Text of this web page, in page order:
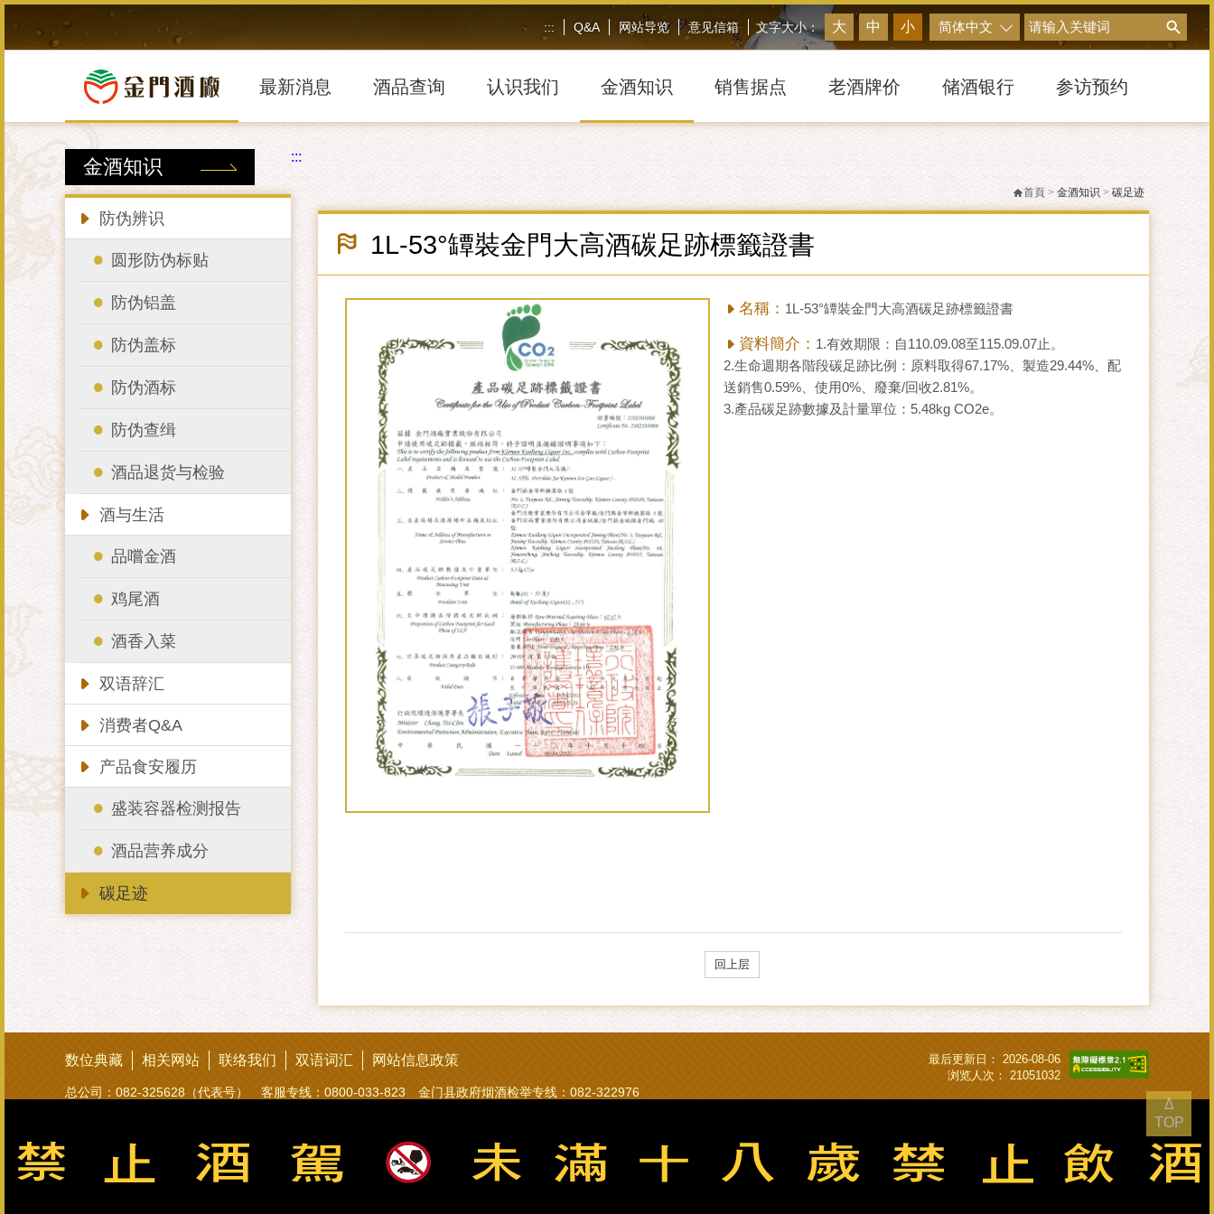
Δ
TOP
到
塊
搜尋
简体中文
文字大小： 大 中 小
::: Q&A 网站导览 意见信箱
最新消息 酒品查询 认识我们 金酒知识 销售据点 老酒牌价 储酒银行 参访预约
:::
金酒知识
防伪辨识
圆形防伪标贴
防伪铝盖
防伪盖标
防伪酒标
防伪查缉
酒品退货与检验
酒与生活
品嚐金酒
鸡尾酒
酒香入菜
双语辞汇
消费者Q&A
产品食安履历
盛装容器检测报告
酒品营养成分
碳足迹
首頁 > 金酒知识 > 碳足迹
1L-53°罈裝金門大高酒碳足跡標籤證書
名稱： 1L-53°罈裝金門大高酒碳足跡標籤證書
資料簡介： 1.有效期限：自110.09.08至115.09.07止。
2.生命週期各階段碳足跡比例：原料取得67.17%、製造29.44%、配
送銷售0.59%、使用0%、廢棄/回收2.81%。
3.產品碳足跡數據及計量單位：5.48kg CO2e。
回上层
数位典藏 相关网站 联络我们 双语词汇 网站信息政策
总公司：082-325628（代表号） 客服专线：0800-033-823 金门县政府烟酒检举专线：082-322976
最后更新日： 2026-08-06
浏览人次： 21051032